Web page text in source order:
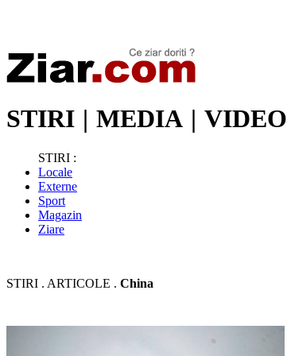
STIRI | MEDIA | VIDEO
STIRI :
Locale
Externe
Sport
Magazin
Ziare
STIRI . ARTICOLE . China